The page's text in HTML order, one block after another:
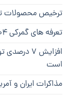
ترخیص محصولات
تعرفه های گمرکی ۱۴۰۴ ابلاغ شد
افزایش ۷
است
مذاکرات ایران و آمریکا؛ ۴ امری که ترامپ به